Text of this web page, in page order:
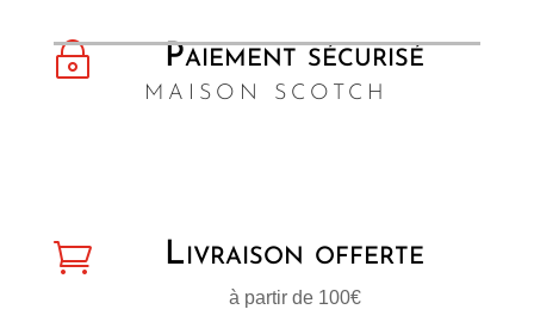
~ Paiement sécurisé
MAISON SCOTCH
 Livraison offerte
à partir de 100€